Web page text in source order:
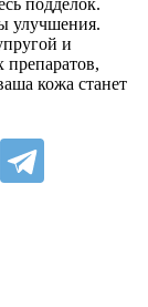
подделок.
улучшения.
и
кожа станет